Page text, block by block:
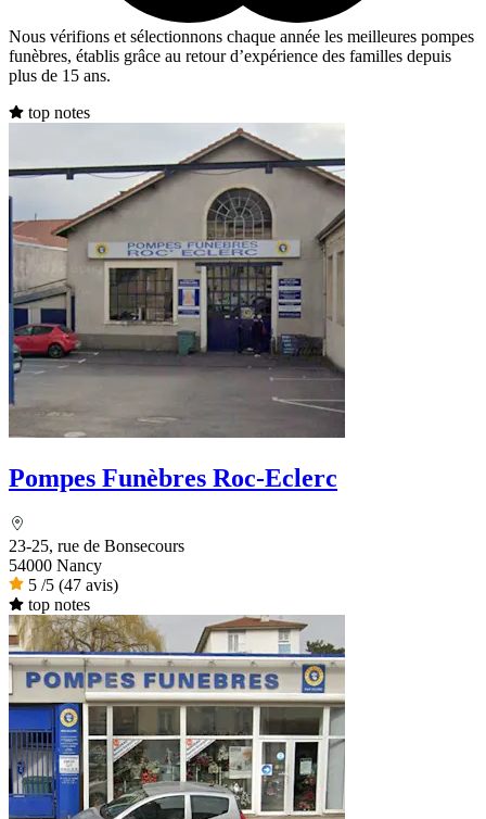
Nous vérifions et sélectionnons chaque année les meilleures pompes
funèbres, établis grâce au retour d’expérience des familles depuis
plus de 15 ans.
top notes
Pompes Funèbres Roc-Eclerc
23-25, rue de Bonsecours
54000 Nancy
5 /5 (47 avis)
top notes